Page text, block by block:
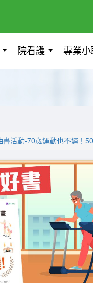
院看護 專業
書活動-70歲運動也不遲！